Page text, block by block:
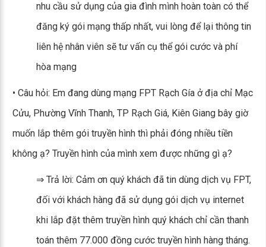
nhu cầu sử dụng của gia đình mình hoàn toàn có thể
đăng ký gói mạng thấp nhất, vui lòng để lại thông tin
liên hệ nhân viên sẽ tư vấn cụ thể gói cước và phí
hòa mạng
• Câu hỏi: Em đang dùng mạng FPT Rạch Gía ở địa chỉ Mạc
Cửu, Phường Vĩnh Thanh, TP Rạch Giá, Kiên Giang bây giờ
muốn lắp thêm gói truyền hình thì phải đóng nhiều tiền
không ạ? Truyền hình của mình xem được những gì ạ?
⇒ Trả lời: Cảm ơn quý khách đã tin dùng dịch vụ FPT,
đối với khách hàng đã sử dụng gói dịch vụ internet
khi lắp đặt thêm truyền hình quý khách chỉ cần thanh
toán thêm 77.000 đồng cước truyền hình hàng tháng.